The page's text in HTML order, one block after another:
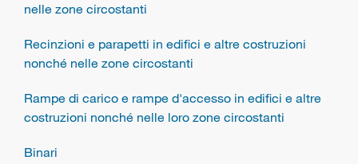
nelle zone circostanti
Recinzioni e parapetti in edifici e altre costruzioni
nonché nelle zone circostanti
Rampe di carico e rampe d'accesso in edifici e altre
costruzioni nonché nelle loro zone circostanti
Binari